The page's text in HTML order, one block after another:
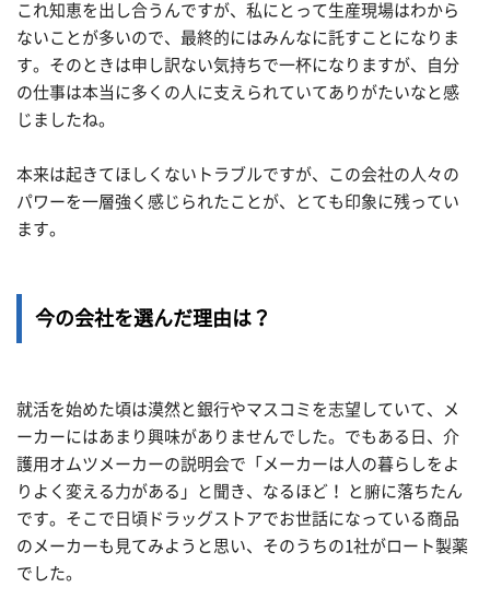
これ知恵を出し合うんですが、私にとって生産現場はわから
ないことが多いので、最終的にはみんなに託すことになりま
す。そのときは申し訳ない気持ちで一杯になりますが、自分
の仕事は本当に多くの人に支えられていてありがたいなと感
じましたね。
本来は起きてほしくないトラブルですが、この会社の人々の
パワーを一層強く感じられたことが、とても印象に残ってい
ます。
今の会社を選んだ理由は？
就活を始めた頃は漠然と銀行やマスコミを志望していて、メ
ーカーにはあまり興味がありませんでした。でもある日、介
護用オムツメーカーの説明会で「メーカーは人の暮らしをよ
りよく変える力がある」と聞き、なるほど！ と腑に落ちたん
です。そこで日頃ドラッグストアでお世話になっている商品
のメーカーも見てみようと思い、そのうちの1社がロート製薬
でした。